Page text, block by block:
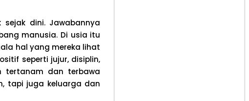
dini. Jawabannya
manusia. Di usia itu
hal yang mereka lihat
seperti jujur, disiplin,
tertanam dan terbawa
tapi juga keluarga dan